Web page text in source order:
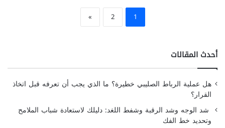
1
2
»
أحدث المقالات
هل عملية الرباط الصليبي خطيرة؟ ما الذي يجب أن تعرفه قبل اتخاذ
القرار؟
شد الوجه وشد الرقبة وشفط اللغد: دليلك لاستعادة شباب الملامح
وتحديد خط الفك